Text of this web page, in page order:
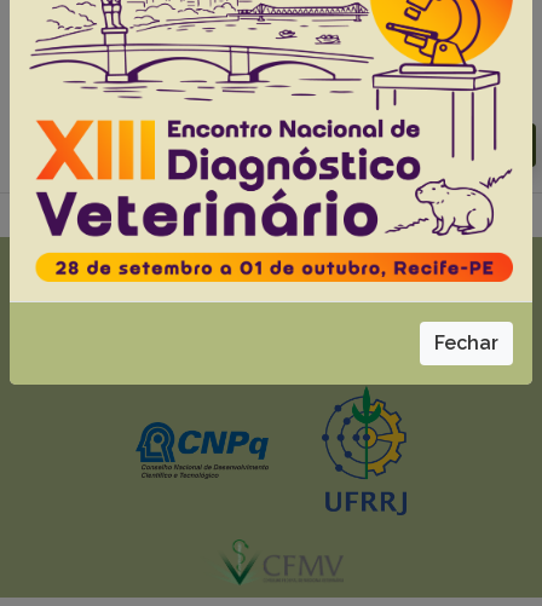
Araujo SL Martins PL Pereira THS Silva ING
Morais GB
Evangelista JSAM.
English Portuguese
Go to 45(0), 2025
Download article |
Fechar